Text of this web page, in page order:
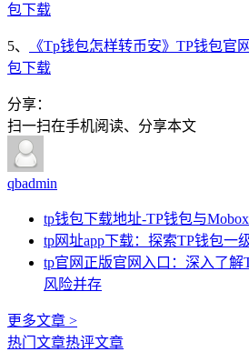
包下载
5、
《Tp钱包怎样转币安》TP钱包官
包下载
分享：
扫一扫在手机阅读、分享本文
qbadmin
tp钱包下载地址-TP钱包与
tp网址app下载：探索TP钱包一
tp官网正版官网入口：深入了解
风险并存
更多文章 >
热门文章热评文章